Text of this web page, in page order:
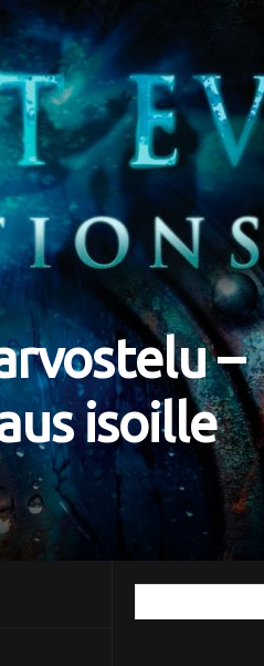
–
isoille